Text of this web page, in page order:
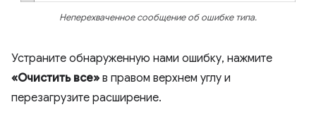
Неперехваченное сообщение об ошибке типа.
Устраните обнаруженную нами ошибку, нажмите
«Очистить все» в правом верхнем углу и
перезагрузите расширение.